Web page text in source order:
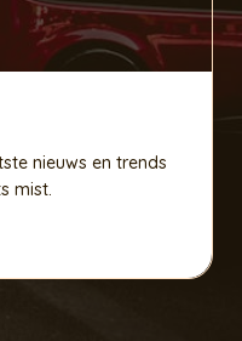
nieuws en trends
mist.